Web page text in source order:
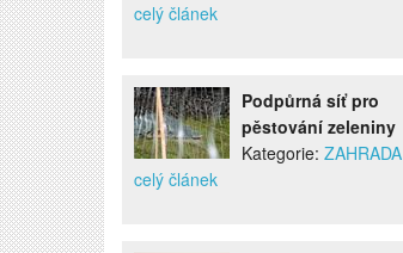
celý článek
Podpůrná síť pro
pěstování zeleniny
Kategorie: ZAHRADA
celý článek